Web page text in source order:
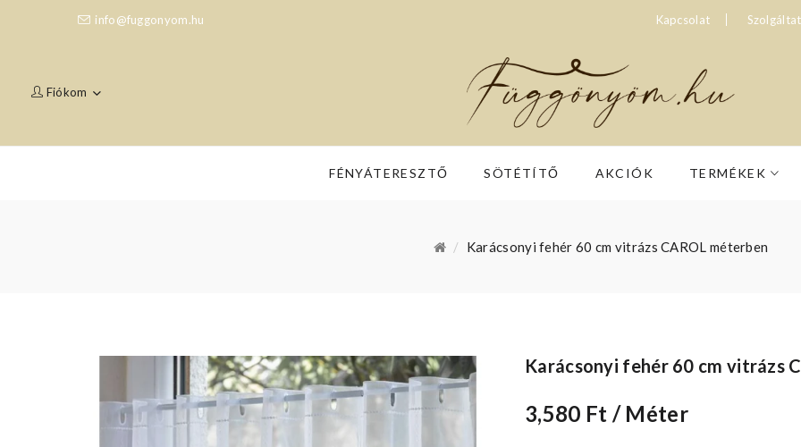
info@fuggonyom.hu Kapcsolat
Fiókom
FÉNYÁTERESZTŐ SÖTÉTÍTŐ AKCIÓK TERMÉKEK
Karácsonyi fehér 60 cm vitrázs CAROL méterben
Karácsonyi fehér 60 cm vitrázs
3,580 Ft / Méter